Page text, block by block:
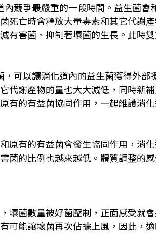
競爭最嚴重的一段時間。益生菌
死亡時會釋放大量毒素和其它代謝
害菌、抑制著壞菌的生長。此時
可以讓消化道內的益生菌獲得外
代謝產物的量也大大減低，同時新
有的有益菌協同作用，一起維護消
原有的有益菌會發生協同作用，消
菌的比例也越來越低。體質調整的
壞菌數量被好菌壓制，正面感受就
可能讓壞菌再次佔據上風，因此，